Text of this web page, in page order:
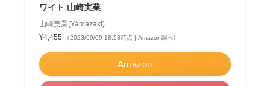
ワイト 山崎実業
山崎実業(Yamazaki)
¥4,455
（2023/09/09 18:58時点 | Amazon調べ）
Amazon